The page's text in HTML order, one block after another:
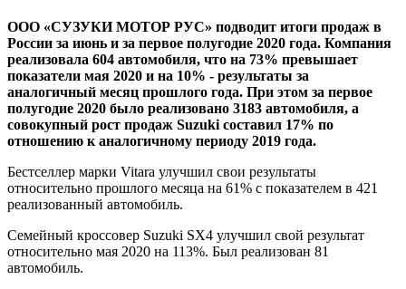
ООО «СУЗУКИ МОТОР РУС» подводит итоги продаж в
России за июнь и за первое полугодие 2020 года. Компания
реализовала 604 автомобиля, что на 73% превышает
показатели мая 2020 и на 10% - результаты за
аналогичный месяц прошлого года. При этом за первое
полугодие 2020 было реализовано 3183 автомобиля, а
совокупный рост продаж Suzuki составил 17% по
отношению к аналогичному периоду 2019 года.
Бестселлер марки Vitara улучшил свои результаты
относительно прошлого месяца на 61% с показателем в 421
реализованный автомобиль.
Семейный кроссовер Suzuki SX4 улучшил свой результат
относительно мая 2020 на 113%. Был реализован 81
автомобиль.